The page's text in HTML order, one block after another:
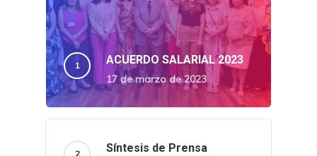
ACUERDO SALARIAL 2023
17 de marzo de 2023
Síntesis de Prensa